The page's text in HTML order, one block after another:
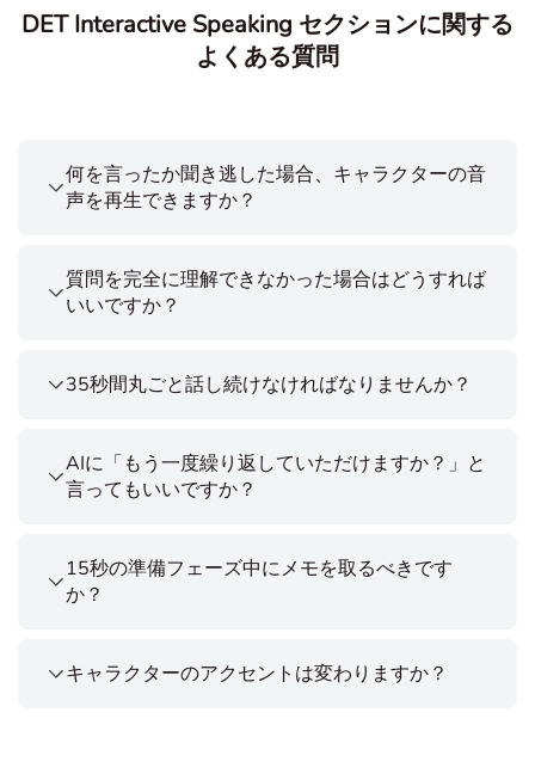
DET Interactive Speaking セクションに関する
よくある質問
何を言ったか聞き逃した場合、キャラクターの音
声を再生できますか？
質問を完全に理解できなかった場合はどうすれば
いいですか？
35秒間丸ごと話し続けなければなりませんか？
AIに「もう一度繰り返していただけますか？」と
言ってもいいですか？
15秒の準備フェーズ中にメモを取るべきです
か？
キャラクターのアクセントは変わりますか？